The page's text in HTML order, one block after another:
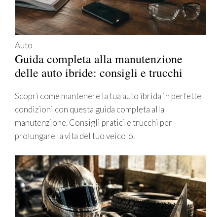
Auto
Guida completa alla manutenzione
delle auto ibride: consigli e trucchi
Scopri come mantenere la tua auto ibrida in perfette
condizioni con questa guida completa alla
manutenzione. Consigli pratici e trucchi per
prolungare la vita del tuo veicolo.